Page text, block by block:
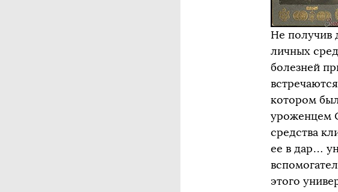
Не получив
личных
болезней
котором
уроженцем
средства
ее в дар…
этого